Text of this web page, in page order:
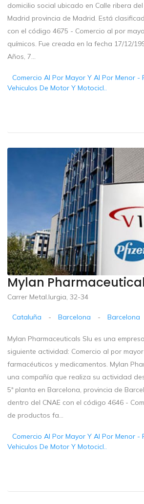
domicilio social ubicado en Calle ribera del
Madrid provincia de Madrid. Está
con el código 4675 - Comercio al por
químicos. Fue creada en la fecha 17/12/
Años, 7...
Comercio Al Por Mayor Y Al Por Menor -
Vehiculos De Motor Y Motocicl..
Mylan
Carrer Metal.lurgia, 32-34
Cataluña - Barcelona - Barcelona
Mylan Pharmaceuticals Slu es una
siguiente actividad: Comercio al por
farmacéuticos y medicamentos. Mylan
una compañía que realiza su actividad
5ª planta en Barcelona, provincia de
dentro del CNAE con el código 4646 -
de productos fa...
Comercio Al Por Mayor Y Al Por Menor -
Vehiculos De Motor Y Motocicl..